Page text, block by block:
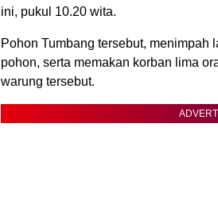
ini, pukul 10.20 wita.
Pohon Tumbang tersebut,
pohon, serta memakan korban lima
warung tersebut.